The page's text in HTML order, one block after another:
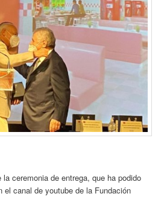
ceremonia de entrega, que ha podido
el canal de youtube de la Fundación